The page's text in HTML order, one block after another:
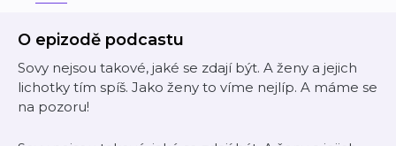
O epizodě podcastu
Sovy nejsou takové, jaké se zdají být. A ženy a jejich
lichotky tím spíš. Jako ženy to víme nejlíp. A máme se
na pozoru!